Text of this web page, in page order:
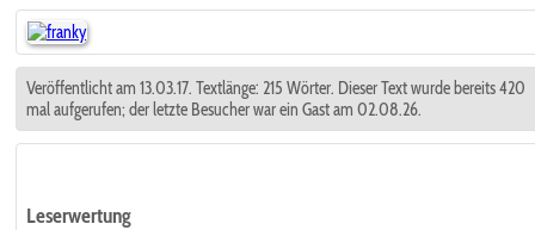
Veröffentlicht am 13.03.17. Textlänge: 215 Wörter. Dieser Text wurde bereits 420
mal aufgerufen; der letzte Besucher war ein Gast am 02.08.26.
Leserwertung